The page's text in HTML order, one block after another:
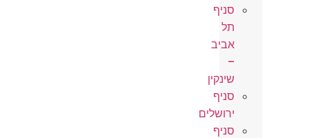
סניף
תל
אביב
–
שינקין
סניף
ירושלים
סניף